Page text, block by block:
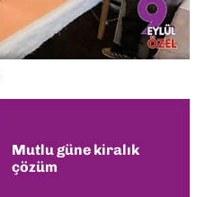
Mutlu güne kiralık
çözüm